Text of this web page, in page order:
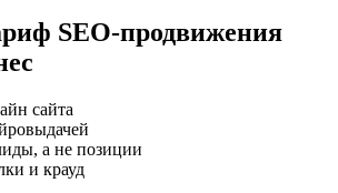
SEO-продвижения
сайта
а не позиции
и крауд